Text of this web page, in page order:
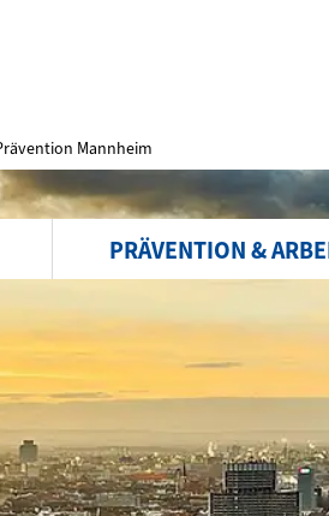
PRÄVENTION &
Mannheim